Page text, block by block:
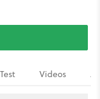
Test Videos